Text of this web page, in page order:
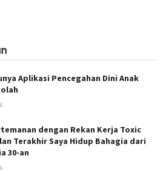
Aplikasi Pencegahan Dini Anak
dengan Rekan Kerja Toxic
Terakhir Saya Hidup Bahagia dari
30-an